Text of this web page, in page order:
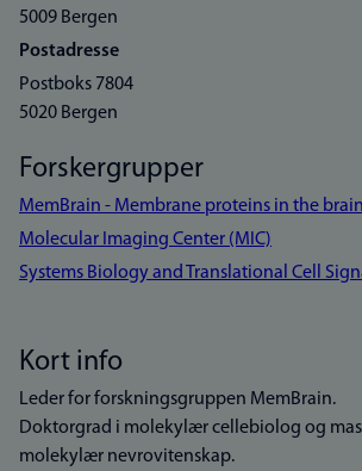
5009 Bergen
Postadresse
Postboks 7804
5020 Bergen
Forskergrupper
MemBrain - Membrane proteins in the brain
Molecular Imaging Center (MIC)
Systems Biology and Translational Cell
Kort info
Leder for forskningsgruppen MemBrain.
Doktorgrad i molekylær cellebiolog og
molekylær nevrovitenskap.